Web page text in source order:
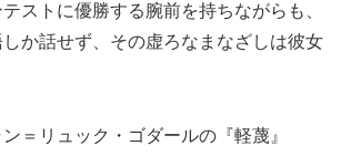
ストに優勝する腕前を持ちながらも、
か話せず、その虚ろなまなざしは彼女
＝リュック・ゴダールの『軽蔑』